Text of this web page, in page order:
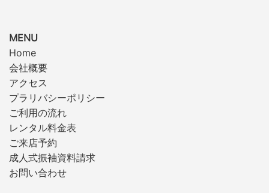
MENU
Home
会社概要
アクセス
プラリバシーポリシー
ご利用の流れ
レンタル料金表
ご来店予約
成人式振袖資料請求
お問い合わせ